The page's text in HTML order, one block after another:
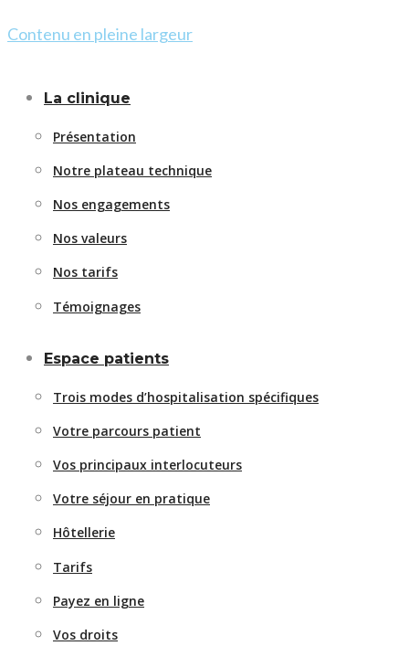
Contenu en pleine largeur
La clinique
Présentation
Notre plateau technique
Nos engagements
Nos valeurs
Nos tarifs
Témoignages
Espace patients
Trois modes d’hospitalisation spécifiques
Votre parcours patient
Vos principaux interlocuteurs
Votre séjour en pratique
Hôtellerie
Tarifs
Payez en ligne
Vos droits